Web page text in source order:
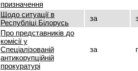
призначення
Щодо ситуації в
Республіці Білорусь
за
Про представників до
комісії у
Спеціалізованій
антикорупційній
прокуратурі
за